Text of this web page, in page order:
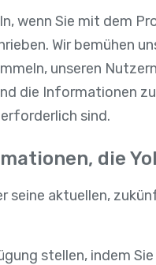
wenn Sie mit dem
Wir bemühen
unseren
die Informationen
sind.
die
aktuellen,
stellen, indem